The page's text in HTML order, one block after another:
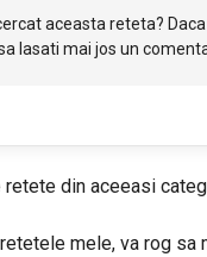
aceasta reteta?
lasati mai jos un
din aceeasi
mele, va rog sa